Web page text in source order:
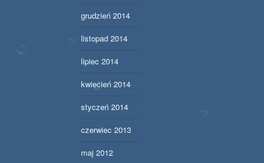
grudzień 2014
listopad 2014
lipiec 2014
kwiecień 2014
styczeń 2014
czerwiec 2013
maj 2012